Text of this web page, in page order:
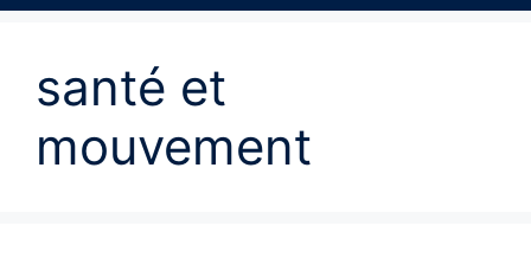
santé et
mouvement